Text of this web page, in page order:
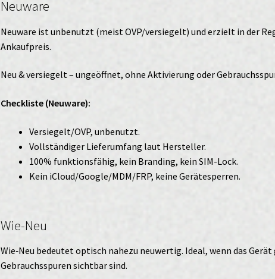
Neuware
Neuware ist unbenutzt (meist OVP/versiegelt) und erzielt in der
Ankaufpreis.
Neu & versiegelt – ungeöffnet, ohne Aktivierung oder
Checkliste (Neuware):
Versiegelt/OVP, unbenutzt.
Vollständiger Lieferumfang laut Hersteller.
100% funktionsfähig, kein Branding, kein SIM-Lock.
Kein iCloud/Google/MDM/FRP, keine Gerätesperren.
Wie-Neu
Wie‑Neu bedeutet optisch nahezu neuwertig. Ideal, wenn das
Gebrauchsspuren sichtbar sind.